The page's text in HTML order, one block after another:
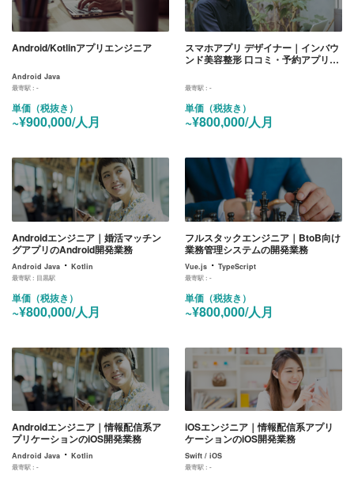
Android/Kotlinアプリエンジニア
Android Java
最寄駅 : -
単価（税抜き）
~¥900,000/人月
スマホアプリ デザイナー｜インバウ
ンド美容整形 口コミ・予約アプリの
最寄駅 :-
単価（税抜き）
~¥800,000/人月
Androidエンジニア｜婚活マッチン
グアプリのAndroid開発業務
Android Java ・ Kotlin
最寄駅 : 目黒駅
単価（税抜き）
~¥800,000/人月
フルスタックエンジニア｜BtoB向け
業務管理システムの開発業務
Vue.js ・TypeScript
最寄駅 :-
単価（税抜き）
~¥800,000/人月
Androidエンジニア｜情報配信系ア
プリケーションのiOS開発業務
Android Java ・ Kotlin
最寄駅 : -
iOSエンジニア｜情報配信系アプリ
ケーションのiOS開発業務
Swift / iOS
最寄駅 :-